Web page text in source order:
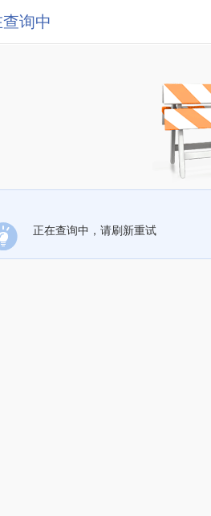
询中
正在查询中，请刷新重试